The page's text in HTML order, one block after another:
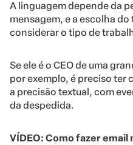
A linguagem depende da
mensagem, e a escolha
considerar o tipo de
Se ele é o CEO de uma
por exemplo, é preciso ter
a precisão textual, com
da despedida.
VÍDEO: Como fazer email